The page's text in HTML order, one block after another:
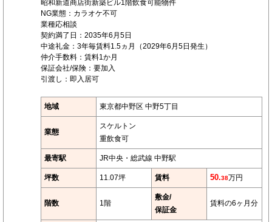
昭和新道商店街新築ビル1階飲食可能物件
NG業態：カラオケ不可
業種応相談
契約満了日：2035年6月5日
中途礼金：3年毎賃料1.5ヵ月（2029年6月5日発生）
仲介手数料：賃料1か月
保証会社/保険：要加入
引渡し：即入居可
地域 東京都中野区 中野5丁目
業態
スケルトン
重飲食可
最寄駅 JR中央・総武線 中野駅
坪数 11.07坪 賃料 50.38万円
階数 1階
敷金/
保証金
賃料の6ヶ月分